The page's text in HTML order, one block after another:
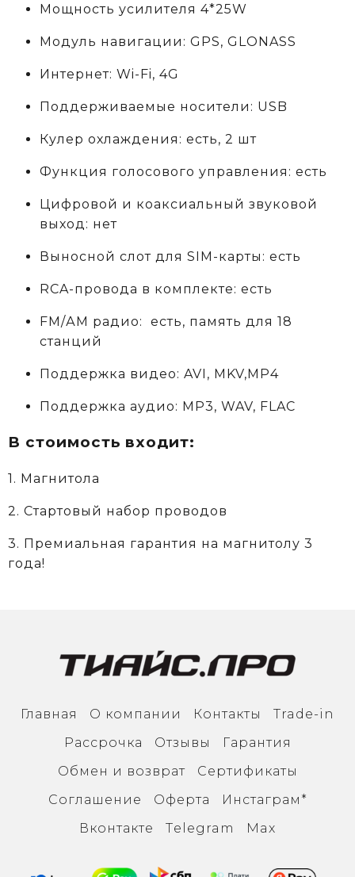
Мощность усилителя 4*25W
Модуль навигации: GPS, GLONASS
Интернет: Wi-Fi, 4G
Поддерживаемые носители: USB
Кулер охлаждения: есть, 2 шт
Функция голосового управления: есть
Цифровой и коаксиальный звуковой
выход: нет
Выносной слот для SIM-карты: есть
RCA-провода в комплекте: есть
FM/АM радио: есть, память для 18
станций
Поддержка видео: AVI, MKV,MP4
Поддержка аудио: MP3, WAV, FLAC
В стоимость входит:
1. Магнитола
2. Стартовый набор проводов
3. Премиальная гарантия на магнитолу 3
года!
Главная О компании Контакты
Trade-in
Рассрочка
Отзывы
Гарантия
Обмен и возврат
Сертификаты
Соглашение
Оферта
Инcтаграм*
Вконтакте
Тelegram Max